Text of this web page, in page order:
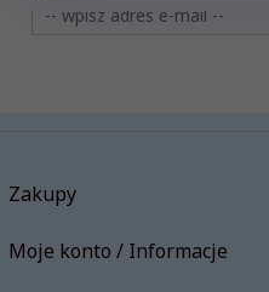
Zakupy
Moje konto / Informacje